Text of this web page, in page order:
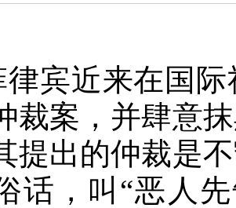
宾近来在国际
裁案，并肆意
提出的仲裁是
话，叫“恶人